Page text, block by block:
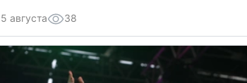
5 августа 38